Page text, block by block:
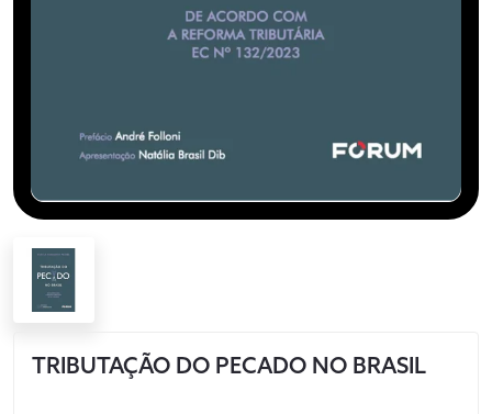
TRIBUTAÇÃO DO PECADO NO BRASIL